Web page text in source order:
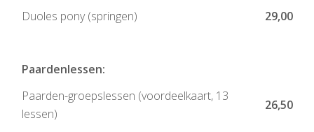
Duoles pony (springen)
29,00
Paardenlessen:
Paarden-groepslessen (voordeelkaart, 13
lessen)
26,50